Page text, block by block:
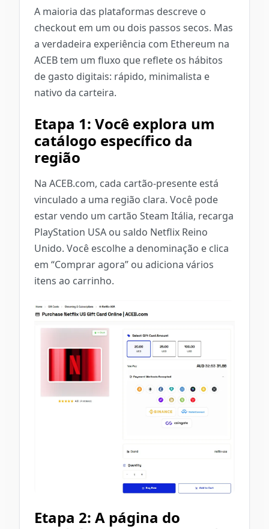
A maioria das plataformas descreve o
checkout em um ou dois passos secos. Mas
a verdadeira experiência com Ethereum na
ACEB tem um fluxo que reflete os hábitos
de gasto digitais: rápido, minimalista e
nativo da carteira.
Etapa 1: Você explora um
catálogo específico da
região
Na ACEB.com, cada cartão-presente está
vinculado a uma região clara. Você pode
estar vendo um cartão Steam Itália, recarga
PlayStation USA ou saldo Netflix Reino
Unido. Você escolhe a denominação e clica
em “Comprar agora” ou adiciona vários
itens ao carrinho.
Etapa 2: A página do